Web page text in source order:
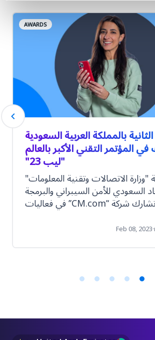
AWARDS
بالمملكة العربية السعودية
المؤتمر التقني الأكبر بالعالم
"ليب 23"
الاتصالات وتقنية المعلومات"
السعودي للأمن السيبراني والبرمجة
والدرونز"، تشارك شركة ‘’CM.com’’ في فعاليات
من المؤتمر العالمي "ليب 23"،
·
Feb 08, 2023